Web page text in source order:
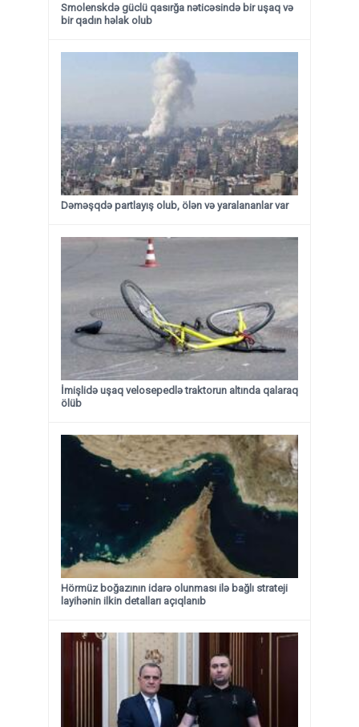
Smolenskdə güclü qasırğa nəticəsində bir uşaq və
bir qadın həlak olub
Dəməşqdə partlayış olub, ölən və yaralananlar var
İmişlidə uşaq velosepedlə traktorun altında qalaraq
ölüb
Hörmüz boğazının idarə olunması ilə bağlı strateji
layihənin ilkin detalları açıqlanıb